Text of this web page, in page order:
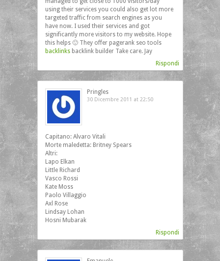
using their services you could also get lot more
targeted traffic from search engines as you
have now. I used their services and got
significantly more visitors to my website. Hope
this helps 🙂 They offer pagerank seo tools
backlinksbacklink builder Take care. Jay
Rispondi
Pringles
30 Dicembre 2011 at 22:50
Capitano: Alvaro Vitali
Morte maledetta: Britney Spears
Altri:
Lapo Elkan
Little Richard
Vasco Rossi
Kate Moss
Paolo Villaggio
Axl Rose
Lindsay Lohan
Hosni Mubarak
Rispondi